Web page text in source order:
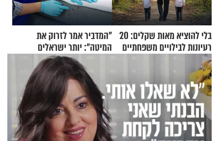
בלי להוציא מאות שקלים: 20
רעיונות לבילויים משפחתיים
כמעט בחינם
"המדביר אמר לזרוק את
המיטה": יותר ישראלים
מדווחים על מכת פשפשי
המיטה